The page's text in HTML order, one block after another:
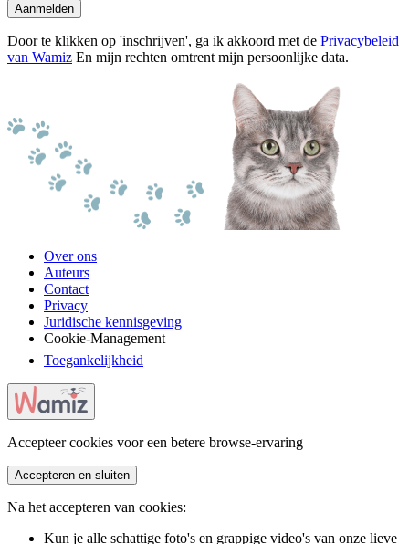
Aanmelden
Door te klikken op 'inschrijven', ga ik akkoord met de Privacybeleid
van Wamiz En mijn rechten omtrent mijn persoonlijke data.
Over ons
Auteurs
Contact
Privacy
Juridische kennisgeving
Cookie-Management
Toegankelijkheid
Accepteer cookies voor een betere browse-ervaring
Accepteren en sluiten
Na het accepteren van cookies:
Kun je alle schattige foto's en grappige video's van onze lieve